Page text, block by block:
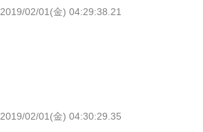
2019/02/01(金) 04:29:38.21
2019/02/01(金) 04:30:29.35